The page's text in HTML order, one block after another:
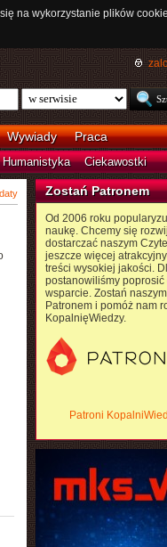
na wykorzystanie plików
Wywiady Praca
Humanistyka Ciekawostki
daty Zostań Patronem
Od 2006 roku
naukę. Chcemy się
dostarczać naszym
jeszcze więcej
treści wysokiej jakości.
postanowiliśmy poprosić
wsparcie. Zostań naszym
Patronem i pomóż nam
KopalnięWiedzy.
Patroni